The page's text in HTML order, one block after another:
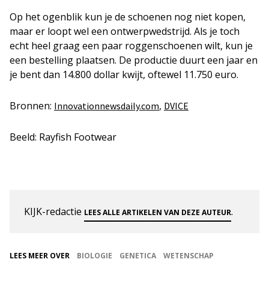
Op het ogenblik kun je de schoenen nog niet kopen,
maar er loopt wel een ontwerpwedstrijd. Als je toch
echt heel graag een paar roggenschoenen wilt, kun je
een bestelling plaatsen. De productie duurt een jaar en
je bent dan 14.800 dollar kwijt, oftewel 11.750 euro.
Bronnen: Innovationnewsdaily.com, DVICE
Beeld: Rayfish Footwear
KIJK-redactie LEES ALLE ARTIKELEN VAN DEZE AUTEUR.
LEES MEER OVER BIOLOGIE GENETICA WETENSCHAP